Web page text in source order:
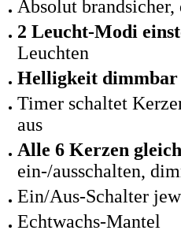
Absolut
2 Leucht-Modi
Leuchten
Helligkeit dimmbar
Timer schaltet
aus
Alle 6 Kerzen
ein-/ausschalten,
Ein/Aus-Schalter
Echtwachs-Mantel